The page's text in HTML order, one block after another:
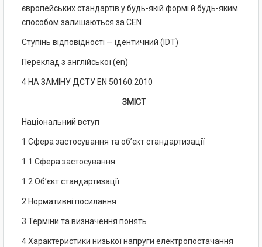
європейських стандартів у будь-якій формі й будь-яким
способом залишаються за CEN
Ступінь відповідності — ідентичний (IDT)
Переклад з англійської (en)
4 НА ЗАМІНУ ДСТУ EN 50160:2010
ЗМІСТ
Національний вступ
1 Сфера застосування та об’єкт стандартизації
1.1 Сфера застосування
1.2 Об’єкт стандартизації
2 Нормативні посилання
3 Терміни та визначення понять
4 Характеристики низької напруги електропостачання